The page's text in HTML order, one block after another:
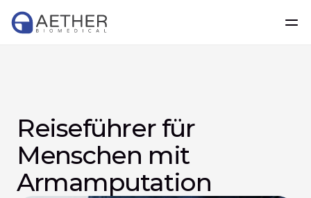
Reiseführer für
Menschen mit
Armamputation